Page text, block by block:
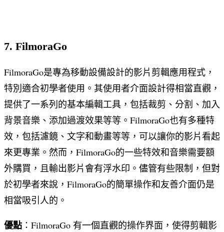
7. FilmoraGo
FilmoraGo是專為移動設備設計的影片剪輯應用程式，
特別適合初學者使用。其使用者介面設計得相當直觀，
提供了一系列的基本編輯工具，包括裁剪、分割、加入
背景音樂、添加過渡效果等等。FilmoraGo也有多種特
效，包括濾鏡、文字和動畫等等，可以讓你的影片看起
來更專業。然而，FilmoraGo的一些特效和音樂需要額
外購買，且輸出影片會有浮水印。儘管有些限制，但對
於初學者來說，FilmoraGo的簡單操作和友善介面仍是
相當吸引人的。
優點 ：FilmoraGo 有一個直觀的操作界面，使得剪輯影